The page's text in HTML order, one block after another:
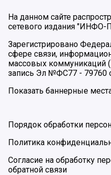
На данном сайте
сетевого издания "ИНФО-
Зарегистрировано
сфере связи,
массовых коммуникаций
запись Эл №ФС77 - 79760
Показать баннерные
Порядок обработки
Политика
Согласие на обработку
обратной связи